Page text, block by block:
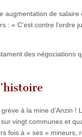
de salaire
« C’est contre l’ordre
des négociations
à la mine d’Anzin !
vingt communes et
fois à « ses » mineurs,